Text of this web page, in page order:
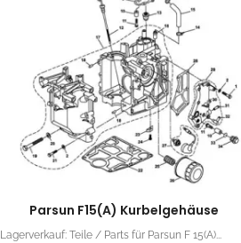
Parsun F15(A) Kurbelgehäuse
Lagerverkauf: Teile / Parts für Parsun F 15(A)...